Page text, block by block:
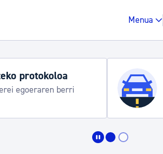
Menua
protokoloa
egoeraren berri